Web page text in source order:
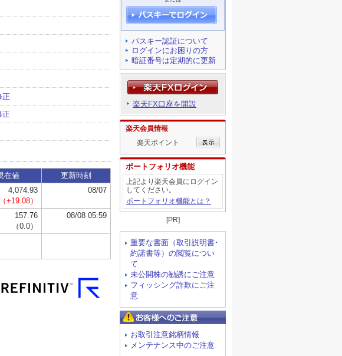
パスキー認証について
ログインにお困りの方
暗証番号は定期的に更新
楽天FX口座を開設
楽天会員情報
楽天ポイント
ポートフォリオ機能
上記より楽天会員にログイン
してください。
ポートフォリオ機能とは？
[PR]
重要な書面（取引説明書･
約諾書等）の閲覧につい
て
未公開株の勧誘にご注意
フィッシング詐欺にご注
意
お取引注意銘柄情報
メンテナンス中のご注意